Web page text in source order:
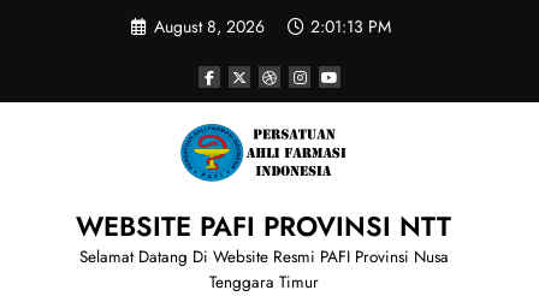
August 8, 2026 2:01:14 PM
WEBSITE PAFI PROVINSI NTT
Selamat Datang Di Website Resmi PAFI Provinsi Nusa
Tenggara Timur